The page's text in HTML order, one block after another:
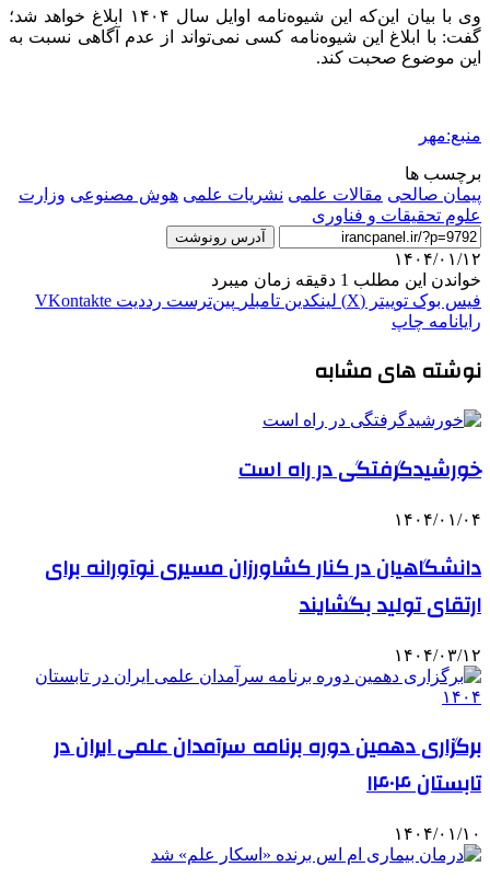
وی با بیان این‌که این شیوه‌نامه اوایل سال ۱۴۰۴ ابلاغ خواهد شد؛
گفت: با ابلاغ این شیوه‌نامه کسی نمی‌تواند از عدم آگاهی نسبت به
این موضوع صحبت کند.
منبع:مهر
برچسب ها
پیمان صالحی مقالات علمی نشریات علمی هوش مصنوعی وزارت
علوم تحقیقات و فناوری
آدرس رونوشت
۱۴۰۴/۰۱/۱۲
خواندن این مطلب 1 دقیقه زمان میبرد
فیس بوک توییتر (X) لینکدین ‫تامبلر ‫پین‌ترست ‫رددیت ‫VKontakte
رایانامه چاپ
نوشته های مشابه
خورشیدگرفتگی در راه است
۱۴۰۴/۰۱/۰۴
دانشگاهیان در کنار کشاورزان مسیری نوآورانه برای
ارتقای تولید بگشایند
۱۴۰۴/۰۳/۱۲
برگزاری دهمین دوره برنامه سرآمدان علمی ایران در
تابستان ۱۴۰۴
۱۴۰۴/۰۱/۱۰